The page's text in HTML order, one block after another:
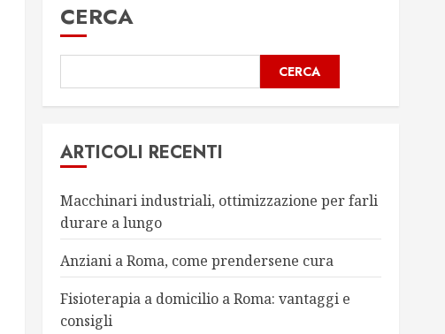
CERCA
CERCA
ARTICOLI RECENTI
Macchinari industriali, ottimizzazione per farli
durare a lungo
Anziani a Roma, come prendersene cura
Fisioterapia a domicilio a Roma: vantaggi e
consigli